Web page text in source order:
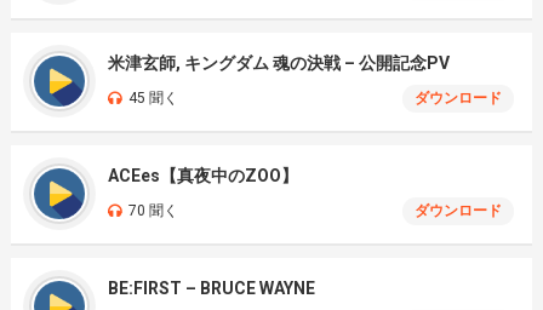
米津玄師, キングダム 魂の決戦 – 公開記念PV
45 聞く ダウンロード
ACEes【真夜中のZOO】
70 聞く ダウンロード
BE:FIRST – BRUCE WAYNE